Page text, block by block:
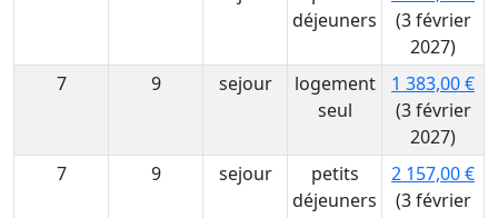
déjeuners
(3 février
2027)
7
9 sejour
logement
seul
1 383,00 €
(3 février
2027)
7
9 sejour
petits
déjeuners
2 157,00 €
(3 février